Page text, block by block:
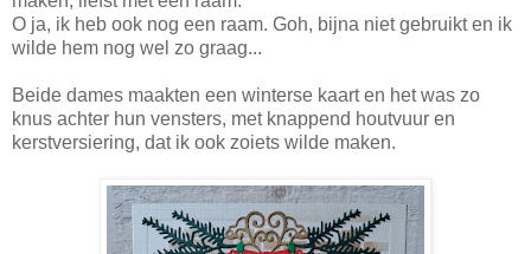
O ja, ik heb ook nog een raam. Goh, bijna niet gebruikt en ik
wilde hem nog wel zo graag...
Beide dames maakten een winterse kaart en het was zo
knus achter hun vensters, met knappend houtvuur en
kerstversiering, dat ik ook zoiets wilde maken.